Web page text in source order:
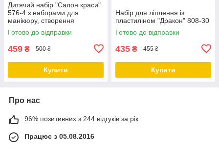
Дитячий набір "Салон краси"
576-4 з наборами для
манікюру, створення
браслетів, прикрас для
волосся
Готово до відправки
459 ₴ 500 ₴
Купити
Набір для ліплення із
пластиліном "Дракон" 808-30
Готово до відправки
435 ₴ 455 ₴
Купити
Про нас
96% позитивних з 244 відгуків за рік
Працює з 05.08.2016